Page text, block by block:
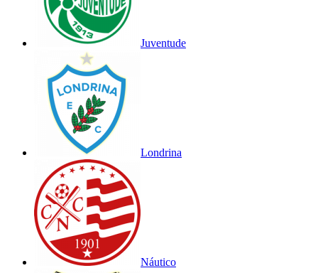
Juventude
Londrina
Náutico